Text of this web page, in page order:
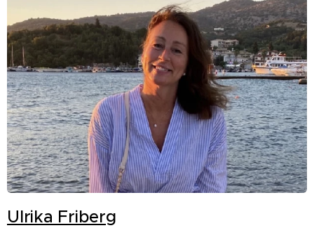
Ulrika Friberg